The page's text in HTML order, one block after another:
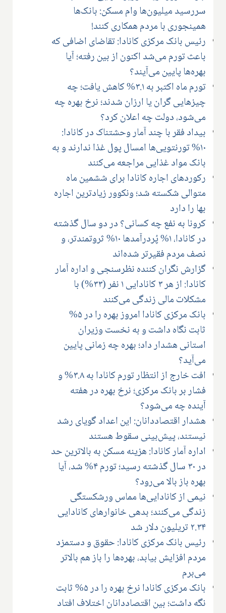
سررسید میلیون‌ها وام مسکن: بانک‌ها
همینجوری با مردم همکاری کنند!
رئیس بانک مرکزی کانادا: تقاضای اضافی که
باعث تورم می‌شد اکنون از بین رفته؛ آیا
بهره‌ها پایین می‌آیند؟
تورم ماه اکتبر به ۳.۱% کاهش یافت؛ چه
چیزهایی گران یا ارزان شدند؛ نرخ بهره چه
می‌شود، دولت چه اعلان کرد؟
بیداد فقر با چند آمار وحشتناک در کانادا:
۱۰% تورنتویی‌ها امسال پول غذا ندارند و به
بانک مواد غذایی مراجعه می‌کنند
رکوردهای اجاره کانادا برای ششمین ماه
متوالی شکسته شد؛ ونکوور زیادترین اجاره
بها را دارد
کرونا به نفع چه کسانی؟ در دو سال گذشته
در کانادا، ۱% پُردرآمدها ۱۰% ثروتمندتر، و
نصف مردم فقیرتر شده‌اند
گزارش نگران کننده نظرسنجی و اداره آمار
کانادا: از هر ۳ کانادایی ۱ نفر (۳۳%) با
مشکلات مالی زندگی می‌کنند
بانک مرکزی کانادا امروز بهره را در ۵%
ثابت نگاه داشت و به نخست وزیران
استانی هشدار داد؛ بهره چه زمانی پایین
می‌آید؟
افت خارج از انتظار تورم کانادا به ۳.۸% و
فشار بر بانک مرکزی؛ نرخ بهره در هفته
آینده چه می‌شود؟
هشدار اقتصاددانان: این اعداد گویای رشد
نیستند، پیش‌بینی سقوط هستند
اداره آمار کانادا: هزینه مسکن به بالاترین حد
در ۳۰ سال گذشته رسید؛ تورم ۴% شد، آیا
بهره باز بالا می‌رود؟
نیمی از کانادایی‌ها مماس ورشکستگی
زندگی می‌کنند؛ بدهی خانوارهای کانادایی
۲.۳۴ تریلیون دلار شد
رئیس بانک مرکزی کانادا: حقوق و دستمزد
مردم افزایش بیابد، بهره‌ها را باز هم بالاتر
می‌برم
بانک مرکزی کانادا نرخ بهره را در ۵% ثابت
نگه داشت؛ بین اقتصاددانان اختلاف افتاد